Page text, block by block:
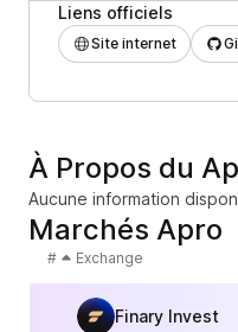
Liens officiels
Site internet
À Propos du
Aucune information
Marchés Apro
# Exchange
Finary Invest